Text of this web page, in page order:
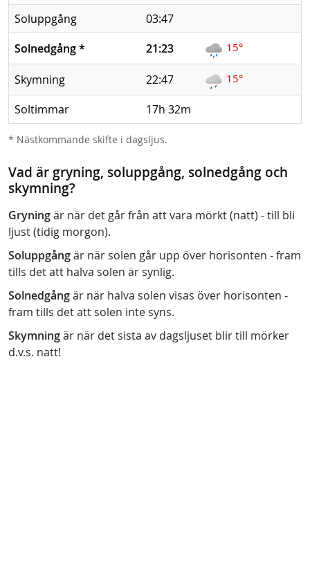
Soluppgång
03:47
Solnedgång* 21:23 15°
Skymning 22:47 15°
Soltimmar 17h 32m
* Nästkommande skifte i dagsljus.
Vad är gryning, soluppgång, solnedgång och
skymning?
Gryningär när det går från att vara mörkt (natt) - till bli
ljust (tidig morgon).
Soluppgångär när solen går upp över horisonten - fram
tills det att halva solen är synlig.
Solnedgångär när halva solen visas över horisonten -
fram tills det att solen inte syns.
Skymningär när det sista av dagsljuset blir till mörker
d.v.s. natt!